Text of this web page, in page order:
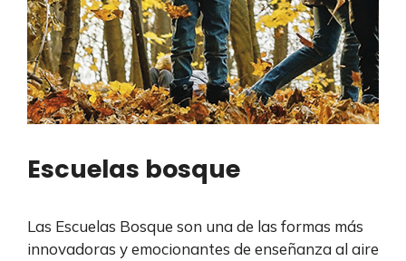
Escuelas bosque
Las Escuelas Bosque son una de las formas más
innovadoras y emocionantes de enseñanza al aire